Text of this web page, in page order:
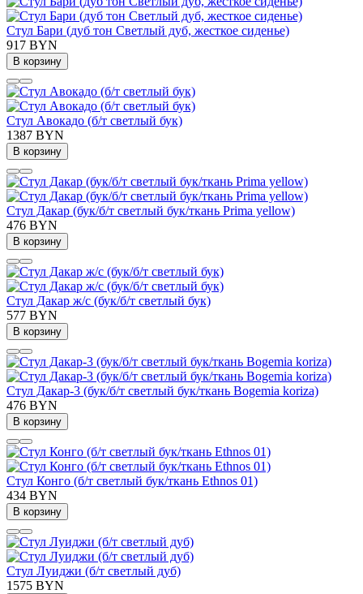
Стул Бари (дуб тон Светлый дуб, жесткое сиденье)
917 BYN
В корзину
Стул Авокадо (б/т светлый бук)
1387 BYN
В корзину
Стул Дакар (бук/б/т светлый бук/ткань Prima yellow)
476 BYN
В корзину
Стул Дакар ж/с (бук/б/т светлый бук)
577 BYN
В корзину
Стул Дакар-3 (бук/б/т светлый бук/ткань Bogemia koriza)
476 BYN
В корзину
Стул Конго (б/т светлый бук/ткань Ethnos 01)
434 BYN
В корзину
Стул Луиджи (б/т светлый дуб)
1575 BYN